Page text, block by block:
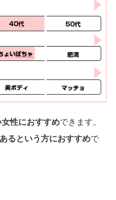
性におすすめできます。
るという方におすすめで